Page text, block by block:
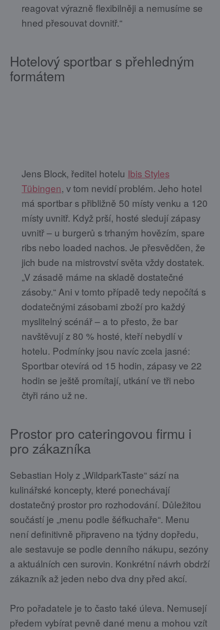
reagovat výrazně flexibilněji a nemusíme se
hned přesouvat dovnitř.“
Hotelový sportbar s přehledným
formátem
Jens Block, ředitel hotelu Ibis Styles
Tübingen, v tom nevidí problém. Jeho hotel
má sportbar s přibližně 50 místy venku a 120
místy uvnitř. Když prší, hosté sledují zápasy
uvnitř – u burgerů s trhaným hovězím, spare
ribs nebo loaded nachos. Je přesvědčen, že
jich bude na mistrovství světa vždy dostatek.
„V zásadě máme na skladě dostatečné
zásoby.“ Ani v tomto případě tedy nepočítá s
dodatečnými zásobami zboží pro každý
myslitelný scénář – a to přesto, že bar
navštěvují z 80 % hosté, kteří nebydlí v
hotelu. Podmínky jsou navíc zcela jasné:
Sportbar otevírá od 15 hodin, zápasy ve 22
hodin se ještě promítají, utkání ve tři nebo
čtyři ráno už ne.
Prostor pro cateringovou firmu i
pro zákazníka
Sebastian Holy z „WildparkTaste“ sází na
kulinářské koncepty, které ponechávají
dostatečný prostor pro rozhodování. Důležitou
součástí je „menu podle šéfkuchaře“. Menu
není definitivně připraveno na týdny dopředu,
ale sestavuje se podle denního nákupu, sezóny
a aktuálních cen surovin. Konkrétní návrh obdrží
zákazník až jeden nebo dva dny před akcí.
Pro pořadatele je to často také úleva. Nemusejí
předem vybírat pevně dané menu a mohou vzít